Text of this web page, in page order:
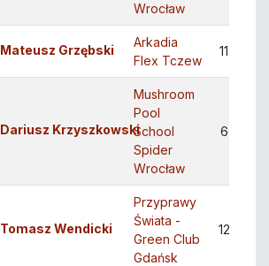
Wrocław
Mateusz Grzębski
Arkadia
Flex Tczew
11
Dariusz Krzyszkowski
Mushroom
Pool
School
Spider
Wrocław
6
Tomasz Wendicki
Przyprawy
Świata -
Green Club
Gdańsk
12